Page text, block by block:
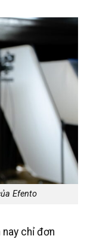
Efento
chỉ đơn